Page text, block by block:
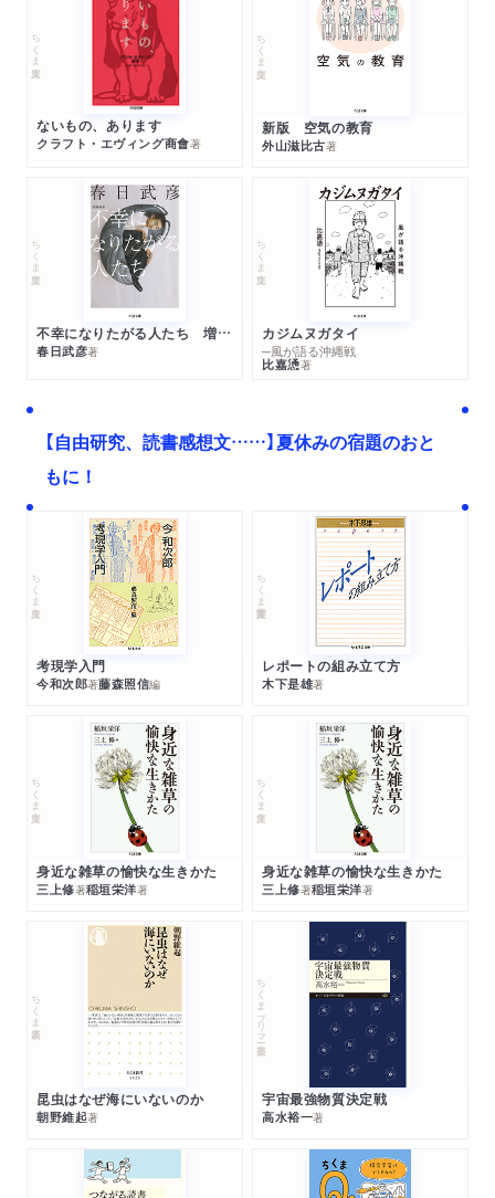
ちくま文庫
ないもの、あります
クラフト・エヴィング商會著
ちくま文庫
新版 空気の教育
外山滋比古著
ちくま文庫
不幸になりたがる人たち 増補新版
春日武彦著
ちくま文庫
カジムヌガタイ
─風が語る沖縄戦
比嘉慂著
【自由研究、読書感想文……】夏休みの宿題のおと
もに！
ちくま文庫
考現学入門
今和次郎著藤森照信編
ちくま学芸文庫
レポートの組み立て方
木下是雄著
ちくま文庫
身近な雑草の愉快な生きかた
三上修著稲垣栄洋著
ちくま文庫
身近な雑草の愉快な生きかた
三上修著稲垣栄洋著
ちくま新書
昆虫はなぜ海にいないのか
朝野維起著
ちくまプリマー新書
宇宙最強物質決定戦
高水裕一著